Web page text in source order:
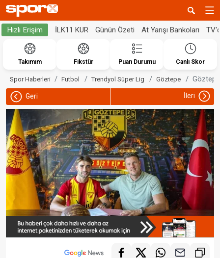
Hızlı Erişim İLK11 KUR Günün Özeti At Yarışı Bankoları
Takımım Fikstür Puan Durumu Canlı Skor
Spor Haberleri Futbol Trendyol Süper Lig Göztepe
Geri İleri